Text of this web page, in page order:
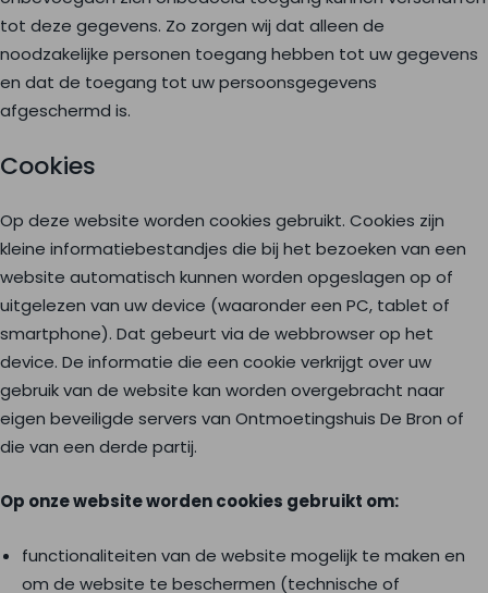
tot deze gegevens. Zo zorgen wij dat alleen de
noodzakelijke personen toegang hebben tot uw gegevens
en dat de toegang tot uw persoonsgegevens
afgeschermd is.
Cookies
Op deze website worden cookies gebruikt. Cookies zijn
kleine informatiebestandjes die bij het bezoeken van een
website automatisch kunnen worden opgeslagen op of
uitgelezen van uw device (waaronder een PC, tablet of
smartphone). Dat gebeurt via de webbrowser op het
device. De informatie die een cookie verkrijgt over uw
gebruik van de website kan worden overgebracht naar
eigen beveiligde servers van Ontmoetingshuis De Bron of
die van een derde partij.
Op onze website worden cookies gebruikt om:
functionaliteiten van de website mogelijk te maken en
om de website te beschermen (technische of